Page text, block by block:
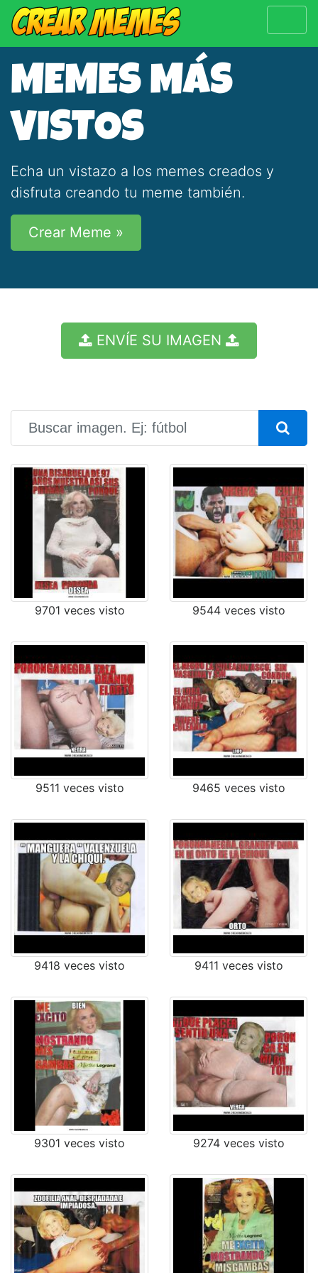
MEMES MÁS
VISTOS
Echa un vistazo a los memes creados y
disfruta creando tu meme también.
Crear Meme »
ENVÍE SU IMAGEN
9701 veces visto 9544 veces visto
9511 veces visto 9465 veces visto
9418 veces visto 9411 veces visto
9301 veces visto 9274 veces visto